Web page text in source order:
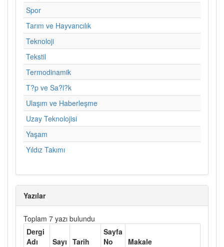
Spor
Tarım ve Hayvancılık
Teknoloji
Tekstil
Termodinamik
T?p ve Sa?l?k
Ulaşım ve Haberleşme
Uzay Teknolojisi
Yaşam
Yıldız Takımı
Yazılar
Toplam 7 yazı bulundu
Dergi
Adı
Sayı Tarih
Sayfa
No
Makale